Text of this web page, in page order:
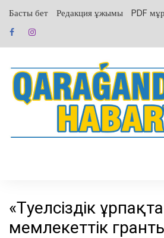
содержанию
Басты бет Редакция ұжымы PDF
«Тәуелсіздік
мемлекеттік